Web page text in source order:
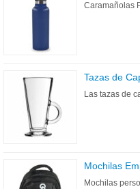
Caramañolas
Tazas de
Las tazas de
Mochilas
Mochilas